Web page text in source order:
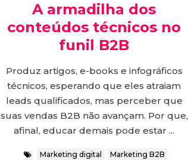
A armadilha dos
conteúdos técnicos no
funil B2B
Produz artigos, e-books e infográficos
técnicos, esperando que eles atraiam
leads qualificados, mas perceber que
suas vendas B2B não avançam. Por que,
afinal, educar demais pode estar ...
Marketing digital Marketing B2B